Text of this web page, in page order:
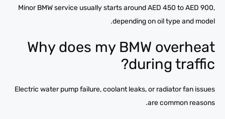
Minor BMW service usually starts around AED 450 to AED 900,
depending on oil type and model.
Why does my BMW overheat
during traffic?
Electric water pump failure, coolant leaks, or radiator fan issues
are common reasons.